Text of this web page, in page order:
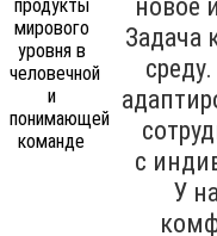
новое
Задача
с
У